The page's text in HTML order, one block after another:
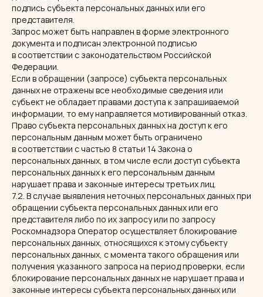
подпись субъекта персональных данных или его
представителя.
Запрос может быть направлен в форме электронного
документа и подписан электронной подписью
в соответствии с законодательством Российской
Федерации.
Если в обращении (запросе) субъекта персональных
данных не отражены все необходимые сведения или
субъект не обладает правами доступа к запрашиваемой
информации, то ему направляется мотивированный отказ.
Право субъекта персональных данных на доступ к его
персональным данным может быть ограничено
в соответствии с частью 8 статьи 14 Закона о
персональных данных, в том числе если доступ субъекта
персональных данных к его персональным данным
нарушает права и законные интересы третьих лиц.
7.2. В случае выявления неточных персональных данных при
обращении субъекта персональных данных или его
представителя либо по их запросу или по запросу
Роскомнадзора Оператор осуществляет блокирование
персональных данных, относящихся к этому субъекту
персональных данных, с момента такого обращения или
получения указанного запроса на период проверки, если
блокирование персональных данных не нарушает права и
законные интересы субъекта персональных данных или